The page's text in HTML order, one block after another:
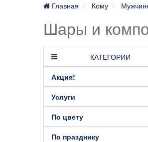
Главная Кому
Шары и
КАТЕГОРИИ
Акция!
Услуги
По цвету
По празднику